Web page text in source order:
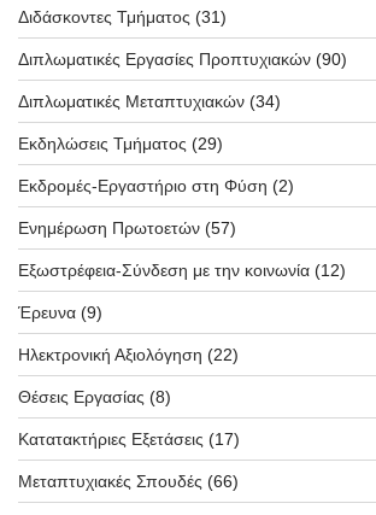
Διδάσκοντες Τμήματος (31)
Διπλωματικές Εργασίες Προπτυχιακών (90)
Διπλωματικές Μεταπτυχιακών (34)
Εκδηλώσεις Τμήματος (29)
Εκδρομές-Εργαστήριο στη Φύση (2)
Ενημέρωση Πρωτοετών (57)
Εξωστρέφεια-Σύνδεση με την κοινωνία (12)
Έρευνα (9)
Ηλεκτρονική Αξιολόγηση (22)
Θέσεις Εργασίας (8)
Κατατακτήριες Εξετάσεις (17)
Μεταπτυχιακές Σπουδές (66)